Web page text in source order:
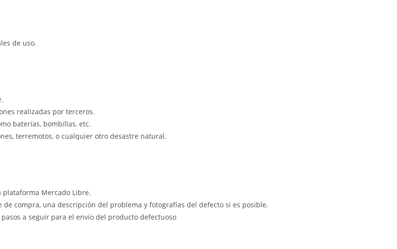
de uso.
realizadas por terceros.
baterías, bombillas, etc.
terremotos, o cualquier otro desastre natural.
plataforma Mercado Libre.
compra, una descripción del problema y fotografías del defecto si es posible.
a seguir para el envío del producto defectuoso